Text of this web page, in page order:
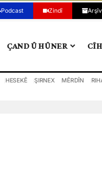
Podcast Zindî Arşîv
ÇAND Û HÛNER
HESEKÊ ŞIRNEX MÊRDÎN